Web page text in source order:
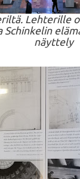
Lehterille
Schinkelin
näyttely